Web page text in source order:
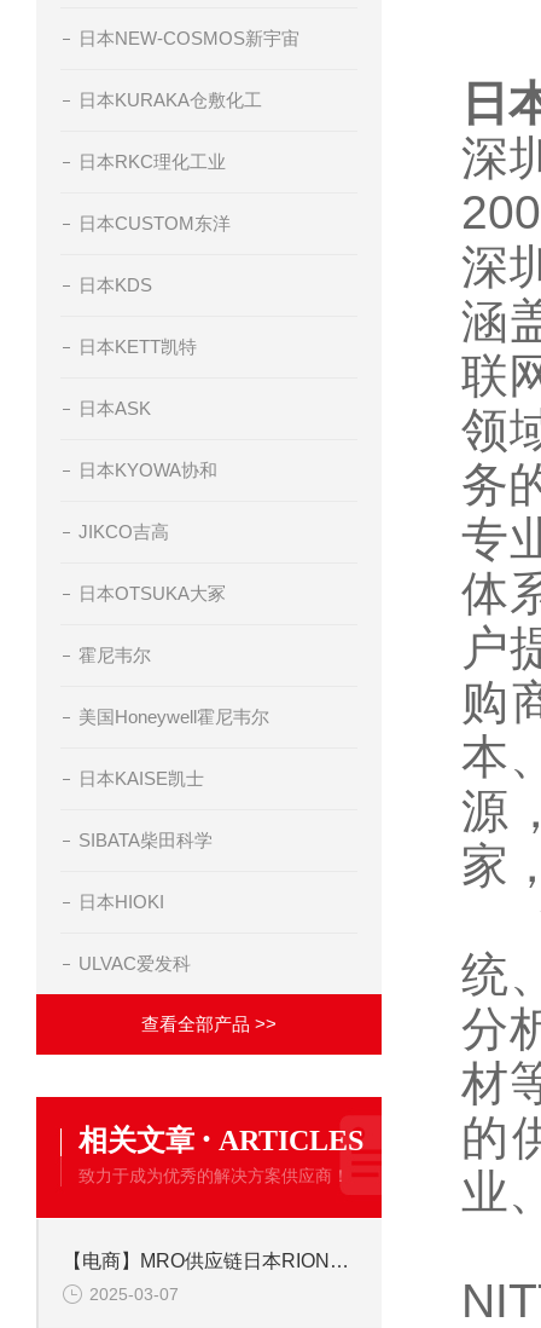
日本NEW-COSMOS新宇宙
日本KURAKA仓敷化工
日本RKC理化工业
日本CUSTOM东洋
日本KDS
日本KETT凯特
日本ASK
日本KYOWA协和
JIKCO吉高
日本OTSUKA大冢
霍尼韦尔
美国Honeywell霍尼韦尔
日本KAISE凯士
SIBATA柴田科学
日本HIOKI
ULVAC爱发科
查看全部产品 >>
相关文章 · ARTICLES
致力于成为优秀的解决方案供应商！
【电商】MRO供应链日本RION理音1级声级计NL-53声学测量仪
2025-03-07
日
深
深
涵
联
领
务
专
体
户
购
本
源
家
统
分
材
的
业